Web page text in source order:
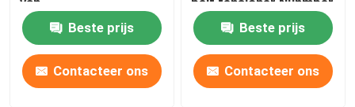
graafwerktuigspare
part accessories
Beste prijs
Contacteer ons
Beste prijs
Contacteer ons